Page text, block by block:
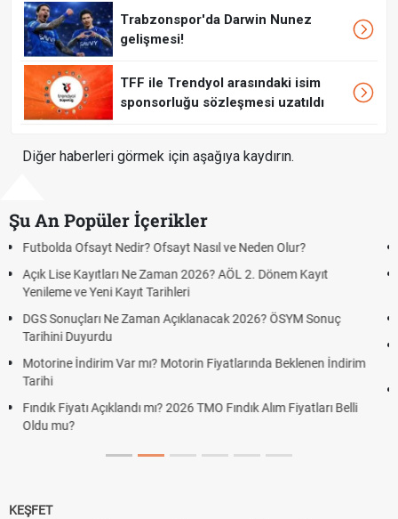
Trabzonspor'da Darwin Nunez
gelişmesi!
TFF ile Trendyol arasındaki isim
sponsorluğu sözleşmesi uzatıldı
Diğer haberleri görmek için aşağıya kaydırın.
Şu An Popüler İçerikler
ve Neden Olur?
AÖL 2. Dönem Kayıt
2026? ÖSYM Sonuç
Fiyatlarında Beklenen İndirim
Fındık Alım Fiyatları Belli
Sigaraya Zam Mı Geldi? Güncel
FENERBAHÇE STURM GRAZ
Fenerbahçe Sturm Graz maçı
Fenerbahçe Sturm Graz maçı
Graz link
Fenerbahçe - Sturm Graz maçı
KEŞFET